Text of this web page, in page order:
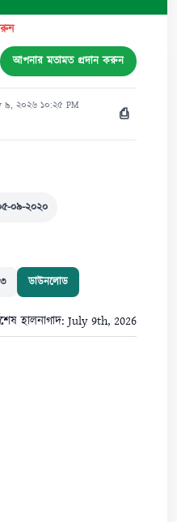
আপনার মতামত প্রদান করুন
৯, ২০২৬ ১০:২৫ PM ⎙
০৯-২০২০
ডাউনলোড
হালনাগাদ: July 9th, 2026